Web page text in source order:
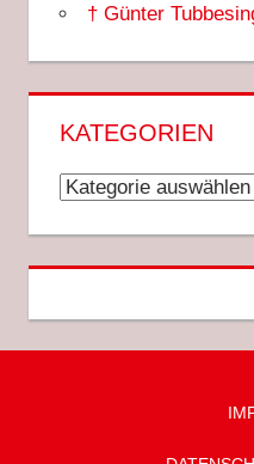
† Günter
KATEGORIEN
Kategorien